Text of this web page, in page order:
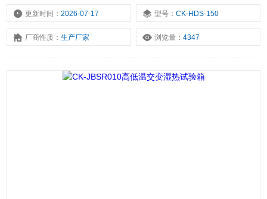
适应性，或者用于确定规定时间内恒定温度、无凝露的高湿环境对试
应性。
更新时间：2026-07-17 型号：CK-HDS-150
厂商性质：生产厂家 浏览量：4347